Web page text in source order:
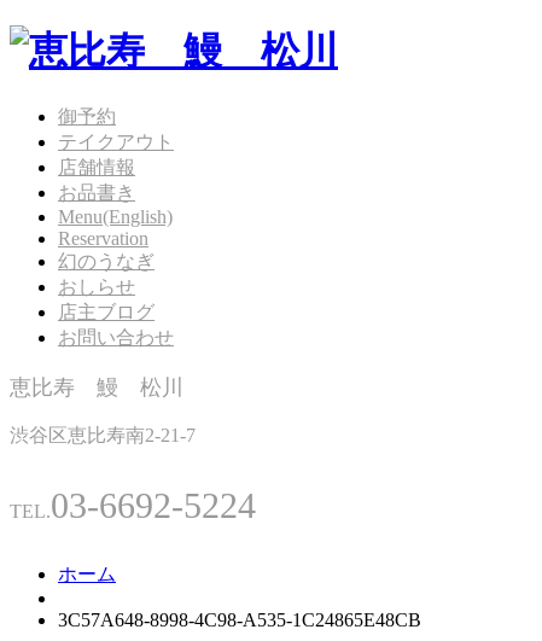
御予約
テイクアウト
店舗情報
お品書き
Menu(English)
Reservation
幻のうなぎ
おしらせ
店主ブログ
お問い合わせ
恵比寿 鰻 松川
渋谷区恵比寿南2-21-7
TEL.03-6692-5224
ホーム
3C57A648-8998-4C98-A535-1C24865E48CB